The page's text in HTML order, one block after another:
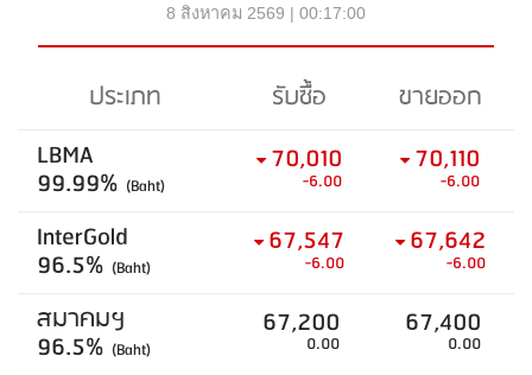
8 สิงหาคม 2569 | 00:17:00
ประเภท รับซื้อ
ขายออก
LBMA
99.99% (Baht)
70,010
-6.00
70,110
-6.00
InterGold
96.5% (Baht)
67,547
-6.00
67,642
-6.00
สมาคมฯ
96.5% (Baht)
67,200
0.00
67,400
0.00